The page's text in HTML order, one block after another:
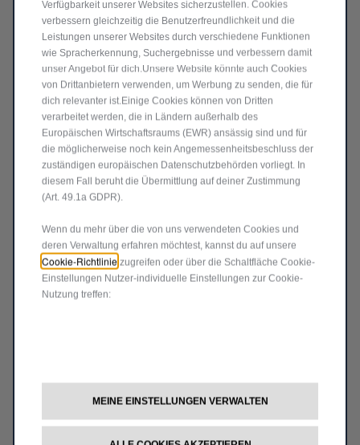
Code K82213928
PARKSENSOREN VORN
Produkt nicht vorrätig
548,02€
Price
is
548,02
€
Quantity
updated
to:
1
In den Warenkorb
Verfügbarkeit unserer Websites sicherzustellen. Cookies
verbessern gleichzeitig die Benutzerfreundlichkeit und die
Leistungen unserer Websites durch verschiedene Funktionen
wie Spracherkennung, Suchergebnisse und verbessern damit
unser Angebot für dich.Unsere Website könnte auch Cookies
von Drittanbietern verwenden, um Werbung zu senden, die für
dich relevanter ist.Einige Cookies können von Dritten
verarbeitet werden, die in Ländern außerhalb des
Europäischen Wirtschaftsraums (EWR) ansässig sind und für
die möglicherweise noch kein Angemessenheitsbeschluss der
zuständigen europäischen Datenschutzbehörden vorliegt. In
diesem Fall beruht die Übermittlung auf deiner Zustimmung
(Art. 49.1a GDPR).
Wenn du mehr über die von uns verwendeten Cookies und
deren Verwaltung erfahren möchtest, kannst du auf unsere
Cookie-Richtlinie zugreifen oder über die Schaltfläche Cookie-
Einstellungen Nutzer-individuelle Einstellungen zur Cookie-
Nutzung treffen:
MEINE EINSTELLUNGEN VERWALTEN